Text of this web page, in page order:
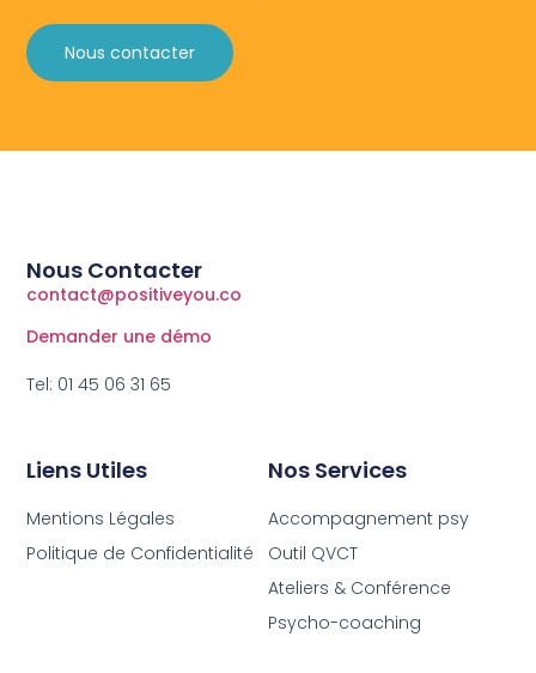
Nous contacter
Nos Services
Accompagnement psy
Outil QVCT
Ateliers & Conférence
Psycho-coaching
Liens Utiles
Mentions Légales
Politique de Confidentialité
Nous Contacter
contact@positiveyou.co
Demander une démo
Tel: 01 45 06 31 65